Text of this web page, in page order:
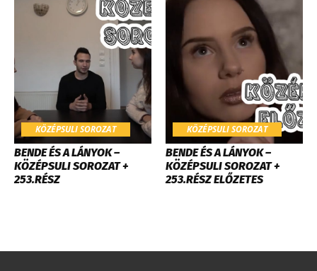
KÖZÉPSULI SOROZAT
BENDE ÉS A LÁNYOK –
KÖZÉPSULI SOROZAT +
253.RÉSZ
KÖZÉPSULI SOROZAT
BENDE ÉS A LÁNYOK –
KÖZÉPSULI SOROZAT +
253.RÉSZ ELŐZETES